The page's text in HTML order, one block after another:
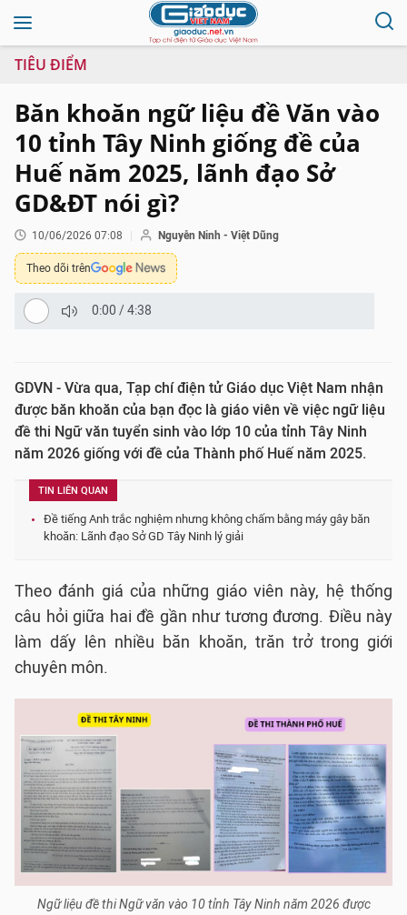
TIÊU ĐIỂM
Băn khoăn ngữ liệu đề Văn vào
10 tỉnh Tây Ninh giống đề của
Huế năm 2025, lãnh đạo Sở
GD&ĐT nói gì?
10/06/2026 07:08 Nguyễn Ninh - Việt Dũng
Theo dõi trên
0:00 /4:38
GDVN - Vừa qua, Tạp chí điện tử Giáo dục Việt Nam nhận
được băn khoăn của bạn đọc là giáo viên về việc ngữ liệu
đề thi Ngữ văn tuyển sinh vào lớp 10 của tỉnh Tây Ninh
năm 2026 giống với đề của Thành phố Huế năm 2025.
TIN LIÊN QUAN
Đề tiếng Anh trắc nghiệm nhưng không chấm bằng máy gây băn
khoăn: Lãnh đạo Sở GD Tây Ninh lý giải
Theo đánh giá của những giáo viên này, hệ thống
câu hỏi giữa hai đề gần như tương đương. Điều này
làm dấy lên nhiều băn khoăn, trăn trở trong giới
chuyên môn.
Ngữ liệu đề thi Ngữ văn vào 10 tỉnh Tây Ninh năm 2026 được